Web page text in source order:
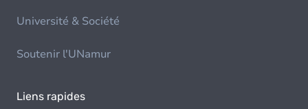
Université & Société
Soutenir l'UNamur
Liens rapides